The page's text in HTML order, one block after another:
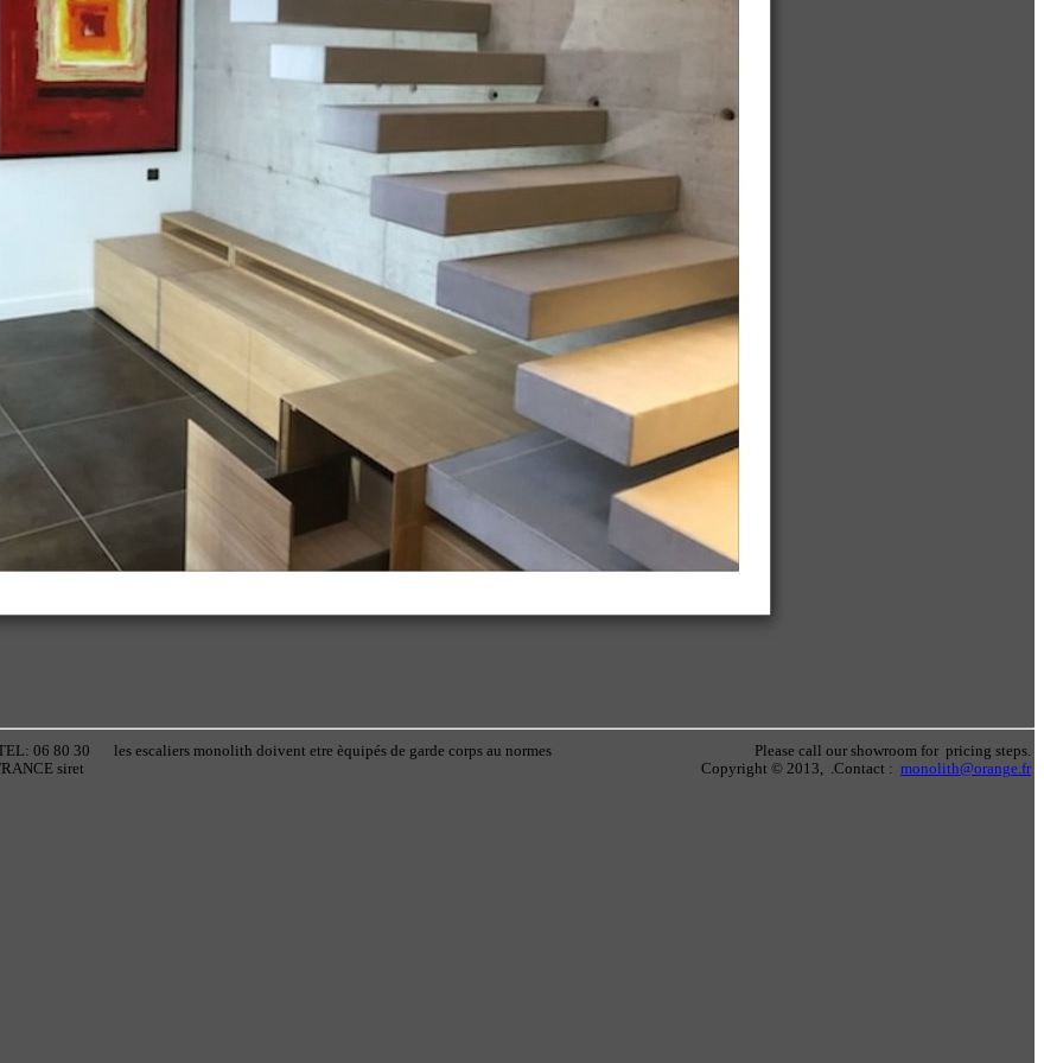
06 80 30
siret
les escaliers monolith doivent etre èquipés de garde corps au normes
Please call our showroom for pricing steps.
Copyright © 2013, .Contact : monolith@orange.fr